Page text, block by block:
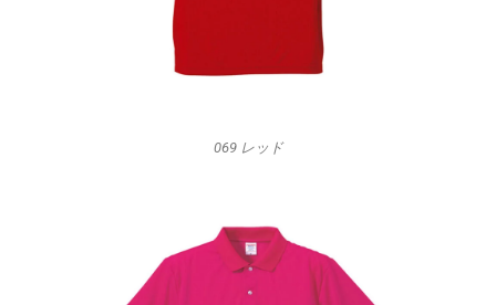
069 レッド